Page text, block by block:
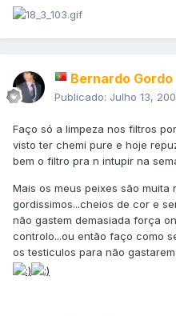
Bernardo Gordo
Publicado: Julho 13,
Faço só a limpeza nos filtros
visto ter chemi pure e hoje
bem o filtro pra n intupir na
Mais os meus peixes são muita
gordissimos...cheios de cor e
não gastem demasiada força
controlo...ou então faço como
os testiculos para não